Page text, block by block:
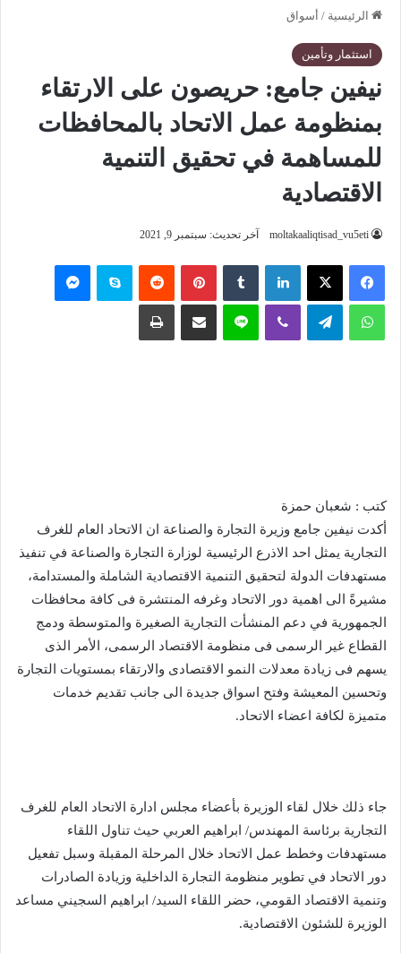
الرئيسية / أسواق
استثمار وتأمين
نيفين جامع: حريصون على الارتقاء
بمنظومة عمل الاتحاد بالمحافظات
للمساهمة في تحقيق التنمية
الاقتصادية
moltakaaliqtisad_vu5eti آخر تحديث: سبتمبر 9, 2021
فيسبوك ‫X لينكدإن بينتيريست سكايب
واتساب تيلقرام لاين
كتب : شعبان حمزة
أكدت نيفين جامع وزيرة التجارة والصناعة ان الاتحاد العام للغرف
التجارية يمثل احد الاذرع الرئيسية لوزارة التجارة والصناعة في تنفيذ
مستهدفات الدولة لتحقيق التنمية الاقتصادية الشاملة والمستدامة،
مشيرةً الى اهمية دور الاتحاد وغرفه المنتشرة فى كافة محافظات
الجمهورية في دعم المنشأت التجارية الصغيرة والمتوسطة ودمج
القطاع غير الرسمى فى منظومة الاقتصاد الرسمى، الأمر الذى
يسهم فى زيادة معدلات النمو الاقتصادى والارتقاء بمستويات التجارة
وتحسين المعيشة وفتح اسواق جديدة الى جانب تقديم خدمات
متميزة لكافة اعضاء الاتحاد.
جاء ذلك خلال لقاء الوزيرة بأعضاء مجلس ادارة الاتحاد العام للغرف
التجارية برئاسة المهندس/ ابراهيم العربي حيث تناول اللقاء
مستهدفات وخطط عمل الاتحاد خلال المرحلة المقبلة وسبل تفعيل
دور الاتحاد في تطوير منظومة التجارة الداخلية وزيادة الصادرات
وتنمية الاقتصاد القومي، حضر اللقاء السيد/ ابراهيم السجيني مساعد
الوزيرة للشئون الاقتصادية.